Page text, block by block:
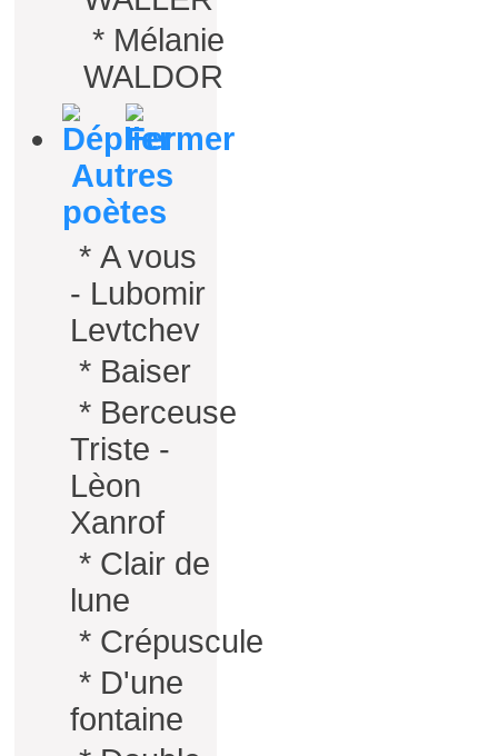
* Mélanie
WALDOR
Autres
poètes
* A vous
- Lubomir
Levtchev
* Baiser
* Berceuse
Triste -
Lèon
Xanrof
* Clair de
lune
* Crépuscule
* D'une
fontaine